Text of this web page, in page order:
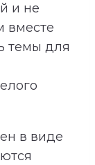
и не
вместе
темы для
в виде